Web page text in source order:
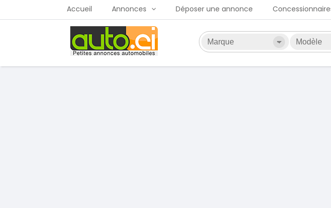
Accueil Annonces Déposer une annonce